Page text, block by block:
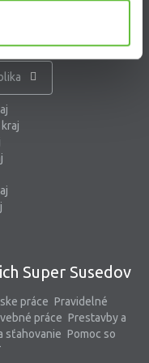
Super Susedov
práce Pravidelné
práce Prestavby a
sťahovanie Pomoc so